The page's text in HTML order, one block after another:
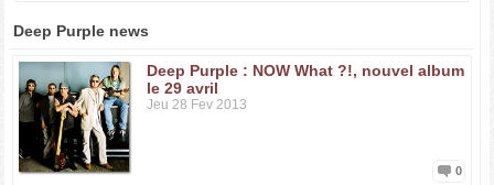
2005 : Rapture of the Deep
Deep Purple news
Deep Purple : NOW What ?!, nouvel album
le 29 avril
Jeu 28 Fev 2013
0